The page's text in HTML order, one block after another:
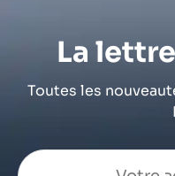
La lettre
Toutes les